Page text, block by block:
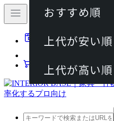
動画マニュアル
カート
おすすめ順
上代が安い順
上代が高い順